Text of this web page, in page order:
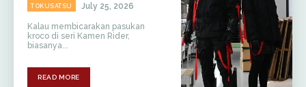
TOKUSATSU July 25, 2026
Kalau membicarakan pasukan
kroco di seri Kamen Rider,
biasanya...
READ MORE